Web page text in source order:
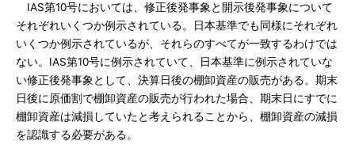
IAS第10号においては、修正後発事象と開示後発事象について
それぞれいくつか例示されている。日本基準でも同様にそれぞれ
いくつか例示されているが、それらのすべてが一致するわけでは
ない。IAS第10号に例示されていて、日本基準に例示されていな
い修正後発事象として、決算日後の棚卸資産の販売がある。期末
日後に原価割で棚卸資産の販売が行われた場合、期末日にすでに
棚卸資産は減損していたと考えられることから、棚卸資産の減損
を認識する必要がある。